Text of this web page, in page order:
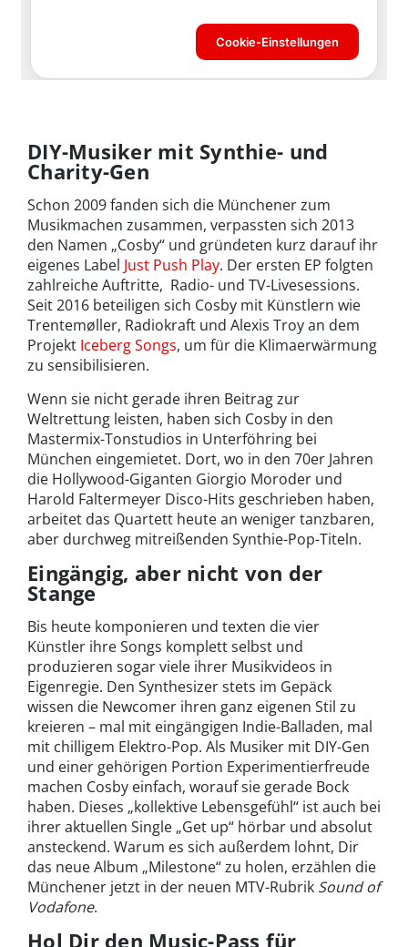
DIY-Musiker mit Synthie- und
Charity-Gen
Schon 2009 fanden sich die Münchener zum
Musikmachen zusammen, verpassten sich 2013
den Namen „Cosby“ und gründeten kurz darauf ihr
eigenes Label Just Push Play. Der ersten EP folgten
zahlreiche Auftritte, Radio- und TV-Livesessions.
Seit 2016 beteiligen sich Cosby mit Künstlern wie
Trentemøller, Radiokraft und Alexis Troy an dem
Projekt Iceberg Songs, um für die Klimaerwärmung
zu sensibilisieren.
Wenn sie nicht gerade ihren Beitrag zur
Weltrettung leisten, haben sich Cosby in den
Mastermix-Tonstudios in Unterföhring bei
München eingemietet. Dort, wo in den 70er Jahren
die Hollywood-Giganten Giorgio Moroder und
Harold Faltermeyer Disco-Hits geschrieben haben,
arbeitet das Quartett heute an weniger tanzbaren,
aber durchweg mitreißenden Synthie-Pop-Titeln.
Eingängig, aber nicht von der
Stange
Bis heute komponieren und texten die vier
Künstler ihre Songs komplett selbst und
produzieren sogar viele ihrer Musikvideos in
Eigenregie. Den Synthesizer stets im Gepäck
wissen die Newcomer ihren ganz eigenen Stil zu
kreieren – mal mit eingängigen Indie-Balladen, mal
mit chilligem Elektro-Pop. Als Musiker mit DIY-Gen
und einer gehörigen Portion Experimentierfreude
machen Cosby einfach, worauf sie gerade Bock
haben. Dieses „kollektive Lebensgefühl“ ist auch bei
ihrer aktuellen Single „Get up“ hörbar und absolut
ansteckend. Warum es sich außerdem lohnt, Dir
das neue Album „Milestone“ zu holen, erzählen die
Münchener jetzt in der neuen MTV-Rubrik Sound of
Vodafone.
Hol Dir den Music-Pass für